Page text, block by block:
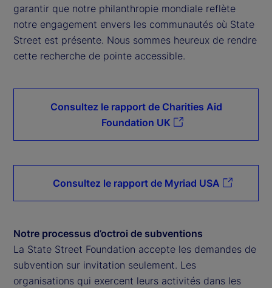
garantir que notre philanthropie mondiale reflète
notre engagement envers les communautés où State
Street est présente. Nous sommes heureux de rendre
cette recherche de pointe accessible.
Consultez le rapport de Charities Aid
Foundation UK
Consultez le rapport de Myriad USA
Notre processus d’octroi de subventions
La State Street Foundation accepte les demandes de
subvention sur invitation seulement. Les
organisations qui exercent leurs activités dans les